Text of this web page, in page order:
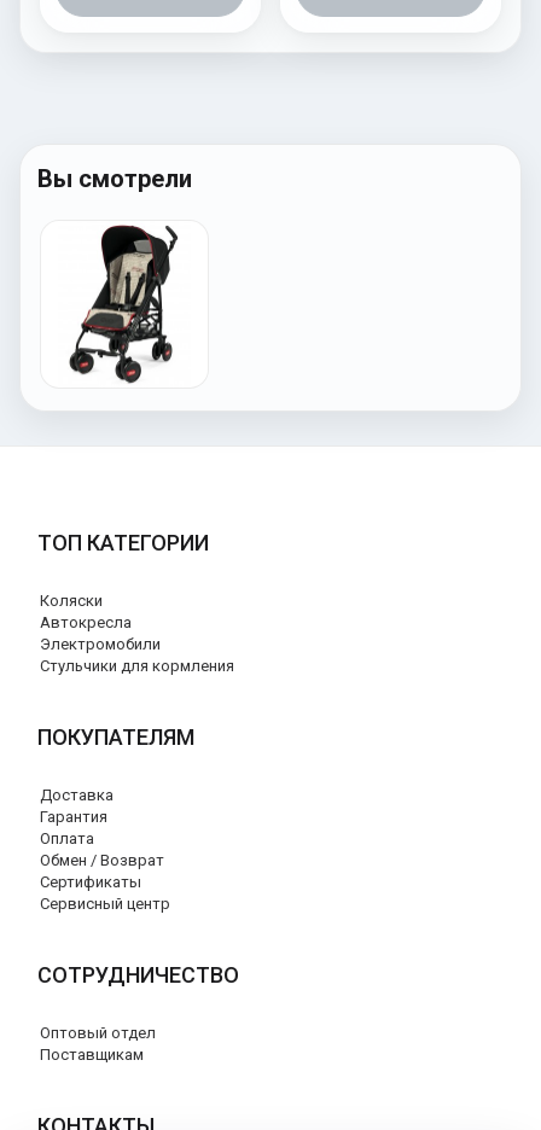
Вы смотрели
ТОП КАТЕГОРИИ
Коляски
Автокресла
Электромобили
Стульчики для кормления
ПОКУПАТЕЛЯМ
Доставка
Гарантия
Оплата
Обмен / Возврат
Сертификаты
Сервисный центр
СОТРУДНИЧЕСТВО
Оптовый отдел
Поставщикам